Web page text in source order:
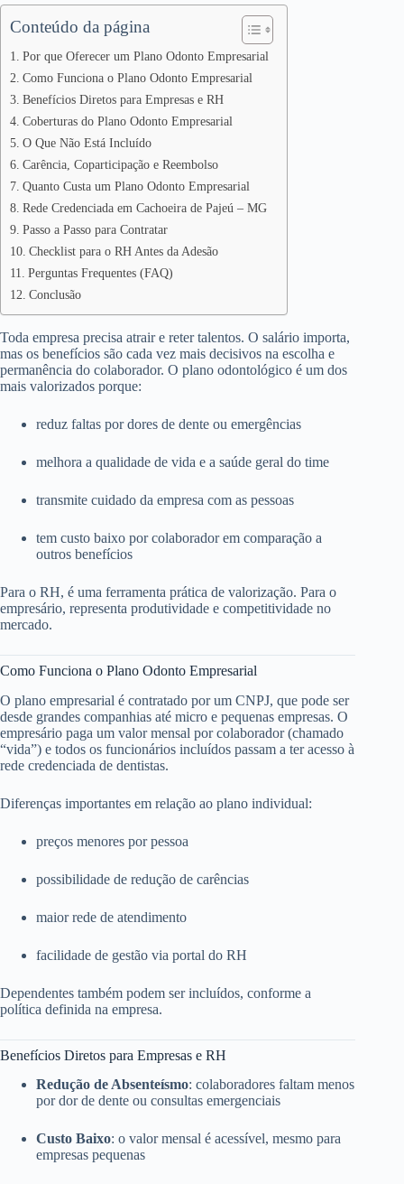
Conteúdo da página
Por que Oferecer um Plano Odonto Empresarial
Como Funciona o Plano Odonto Empresarial
Benefícios Diretos para Empresas e RH
Coberturas do Plano Odonto Empresarial
O Que Não Está Incluído
Carência, Coparticipação e Reembolso
Quanto Custa um Plano Odonto Empresarial
Rede Credenciada em Cachoeira de Pajeú – MG
Passo a Passo para Contratar
Checklist para o RH Antes da Adesão
Perguntas Frequentes (FAQ)
Conclusão
Toda empresa precisa atrair e reter talentos. O salário importa,
mas os benefícios são cada vez mais decisivos na escolha e
permanência do colaborador. O plano odontológico é um dos
mais valorizados porque:
reduz faltas por dores de dente ou emergências
melhora a qualidade de vida e a saúde geral do time
transmite cuidado da empresa com as pessoas
tem custo baixo por colaborador em comparação a
outros benefícios
Para o RH, é uma ferramenta prática de valorização. Para o
empresário, representa produtividade e competitividade no
mercado.
Como Funciona o Plano Odonto Empresarial
O plano empresarial é contratado por um CNPJ, que pode ser
desde grandes companhias até micro e pequenas empresas. O
empresário paga um valor mensal por colaborador (chamado
“vida”) e todos os funcionários incluídos passam a ter acesso à
rede credenciada de dentistas.
Diferenças importantes em relação ao plano individual:
preços menores por pessoa
possibilidade de redução de carências
maior rede de atendimento
facilidade de gestão via portal do RH
Dependentes também podem ser incluídos, conforme a
política definida na empresa.
Benefícios Diretos para Empresas e RH
Redução de Absenteísmo: colaboradores faltam menos
por dor de dente ou consultas emergenciais
Custo Baixo: o valor mensal é acessível, mesmo para
empresas pequenas